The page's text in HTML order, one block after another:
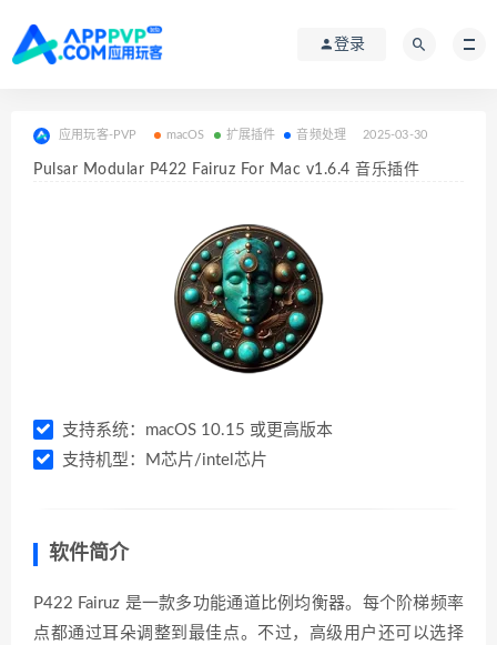
登录
应用玩客-PVP macOS 扩展插件 音频处理 2025-03-30
Pulsar Modular P422 Fairuz For Mac v1.6.4 音乐插件
支持系统：macOS 10.15 或更高版本
支持机型：M芯片/intel芯片
软件简介
P422 Fairuz 是一款多功能通道比例均衡器。每个阶梯频率
点都通过耳朵调整到最佳点。不过，高级用户还可以选择